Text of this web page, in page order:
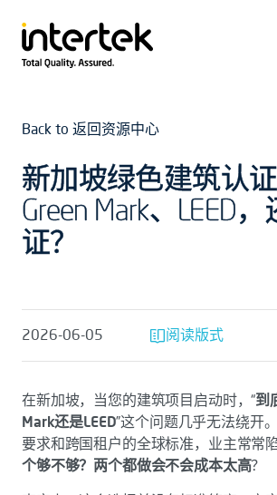
Back to 返回资源中心
新加坡绿色建筑认证
Green Mark、LEED
证？
2026-06-05 阅读版式
在新加坡，当您的建筑项目启动时，“到
Mark还是LEED”这个问题几乎无法绕开
要求和跨国租户的全球标准，业主常常陷
个够不够？两个都做会不会成本太高？